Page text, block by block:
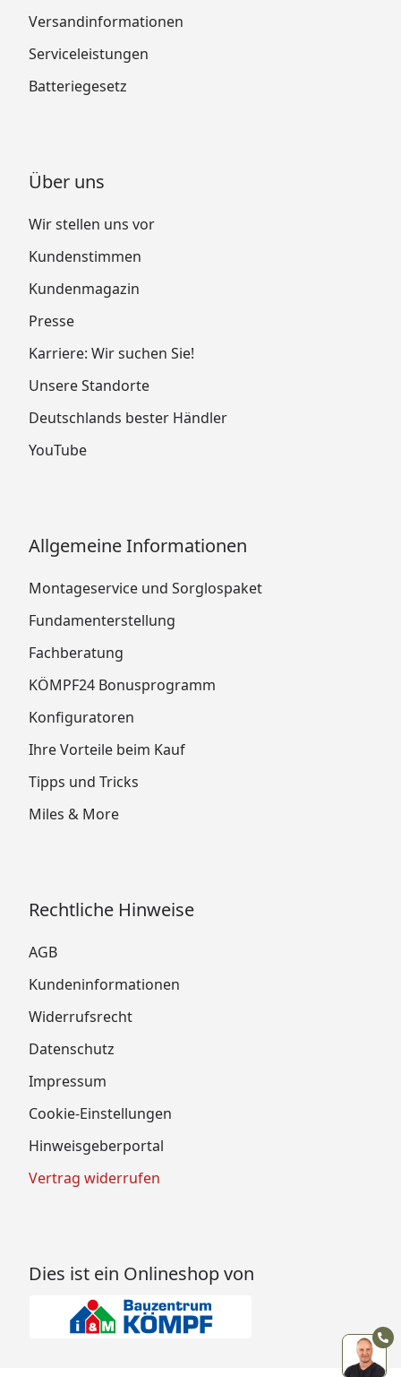
Versandinformationen
Serviceleistungen
Batteriegesetz
Über uns
Wir stellen uns vor
Kundenstimmen
Kundenmagazin
Presse
Karriere: Wir suchen Sie!
Unsere Standorte
Deutschlands bester Händler
YouTube
Allgemeine Informationen
Montageservice und Sorglospaket
Fundamenterstellung
Fachberatung
KÖMPF24 Bonusprogramm
Konfiguratoren
Ihre Vorteile beim Kauf
Tipps und Tricks
Miles & More
Rechtliche Hinweise
AGB
Kundeninformationen
Widerrufsrecht
Datenschutz
Impressum
Cookie-Einstellungen
Hinweisgeberportal
Vertrag widerrufen
Dies ist ein Onlineshop von